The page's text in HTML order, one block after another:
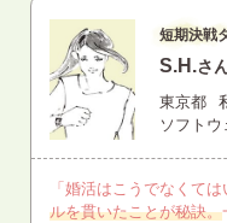
短期決戦
S.H.さ
東京都
ソフト
「婚活はこうでなくて
ルを貫いたことが秘訣。